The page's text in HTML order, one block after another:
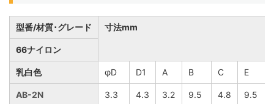
型番/材質･グレード 寸法mm
66ナイロン
乳白色 φD D1 A B C E
AB-2N 3.3 4.3 3.2 9.5 4.8 9.5